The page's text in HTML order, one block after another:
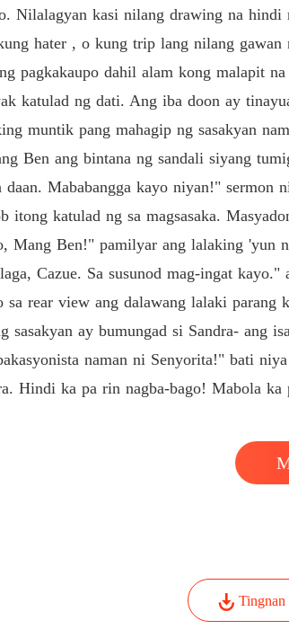
Nilalagyan kasi nilang drawing na hindi
hater , o kung trip lang nilang gawan
pagkakaupo dahil alam kong malapit
katulad ng dati. Ang iba doon ay
muntik pang mahagip ng sasakyan
Ben ang bintana ng sandali siyang
daan. Mababangga kayo niyan!"
itong katulad ng sa magsasaka.
Mang Ben!" pamilyar ang lalaking 'yun
Cazue. Sa susunod mag-ingat
sa rear view ang dalawang lalaki parang
sasakyan ay bumungad si Sandra- ang
naman ni Senyorita!" bati
Hindi ka pa rin nagba-bago! Mabola